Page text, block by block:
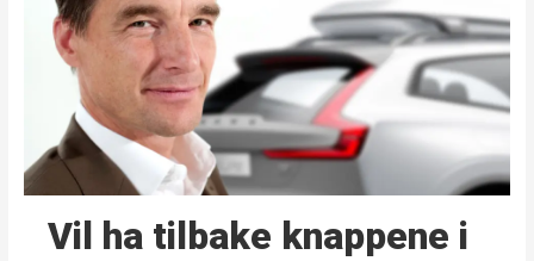
Vil ha tilbake knappene i